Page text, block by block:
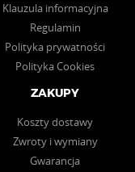
Klauzula informacyjna
Regulamin
Polityka prywatności
Polityka Cookies
ZAKUPY
Koszty dostawy
Zwroty i wymiany
Gwarancja